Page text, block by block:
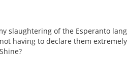
slaughtering of the Esperanto
having to declare them